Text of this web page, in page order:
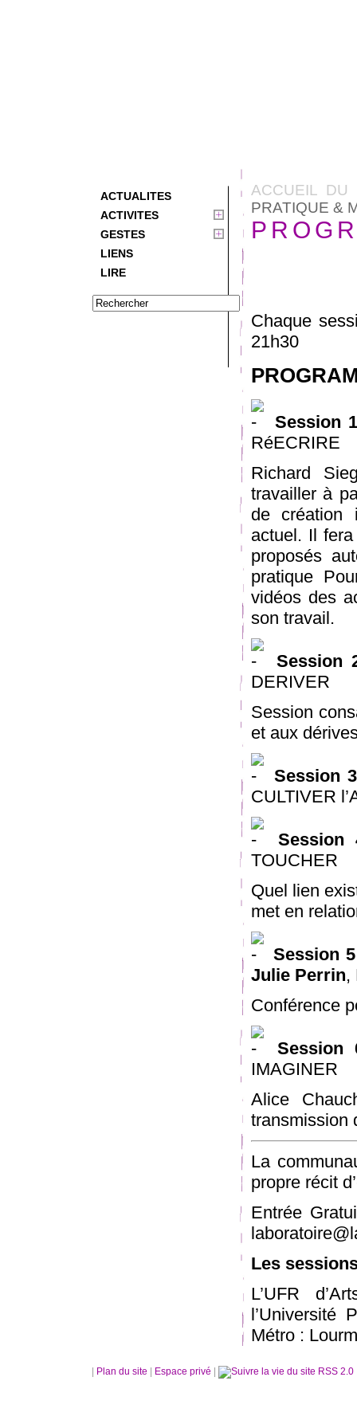
ACTUALITES
ACTIVITES
GESTES
LIENS
LIRE
ACCUEIL DU
PRATIQUE &
Chaque
21h30
Session
RéECRIRE
Richard
travailler à
de création
actuel. Il
proposés
pratique
vidéos des
son travail.
Session
DERIVER
Session
et aux
Session
CULTIVER
TOUCHER
Quel lien
met en
Session
Julie Perrin,
Conférence
Session
IMAGINER
Alice
transmission
La
propre récit
Entrée
Les
L’UFR
l’Université
Métro :
Plan du site Espace privé RSS 2.0